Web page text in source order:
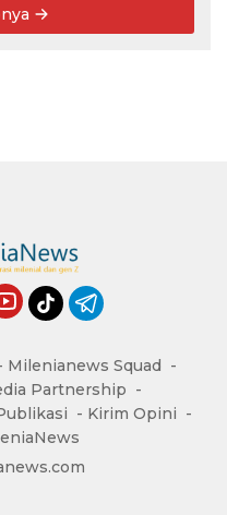
Milenianews Squad
Partnership
Kirim Opini